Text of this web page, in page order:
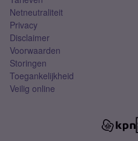
Netneutraliteit
Privacy
Disclaimer
Voorwaarden
Storingen
Toegankelijkheid
Veilig online